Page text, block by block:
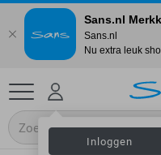
Inloggen
Sans.nl
Sans.nl
Nu extra leuk